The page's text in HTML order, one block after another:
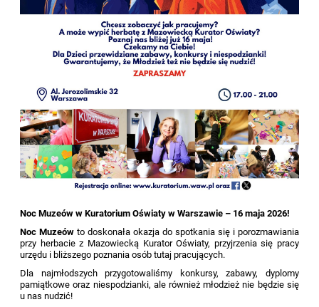
Noc Muzeów w Kuratorium Oświaty w Warszawie – 16 maja 2026!
Noc Muzeów to doskonała okazja do spotkania się i porozmawiania
przy herbacie z Mazowiecką Kurator Oświaty, przyjrzenia się pracy
urzędu i bliższego poznania osób tutaj pracujących.
Dla najmłodszych przygotowaliśmy konkursy, zabawy, dyplomy
pamiątkowe oraz niespodzianki, ale również młodzież nie będzie się
u nas nudzić!